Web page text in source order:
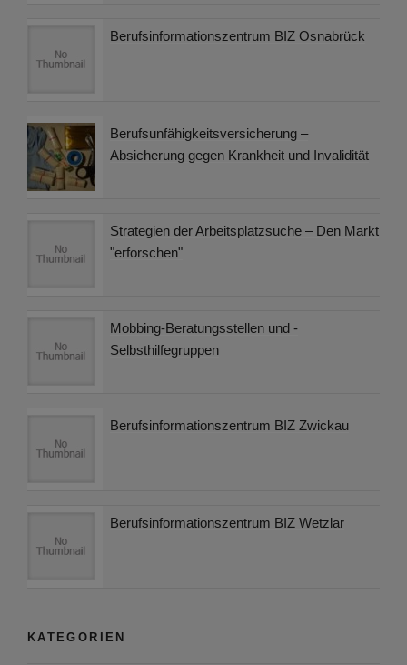
Berufsinformationszentrum BIZ Osnabrück
Berufsunfähigkeitsversicherung –
Absicherung gegen Krankheit und Invalidität
Strategien der Arbeitsplatzsuche – Den Markt
"erforschen"
Mobbing-Beratungsstellen und -
Selbsthilfegruppen
Berufsinformationszentrum BIZ Zwickau
Berufsinformationszentrum BIZ Wetzlar
KATEGORIEN